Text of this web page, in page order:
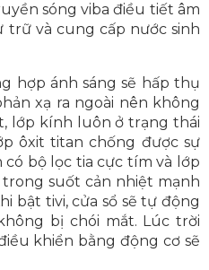
sóng viba điều tiết âm
và cung cấp nước sinh
hợp ánh sáng sẽ hấp thụ
xạ ra ngoài nên không
lớp kính luôn ở trạng thái
ôxit titan chống được sự
có bộ lọc tia cực tím và lớp
suốt cản nhiệt mạnh
bật tivi, cửa sổ sẽ tự động
bị chói mắt. Lúc trời
khiển bằng động cơ sẽ